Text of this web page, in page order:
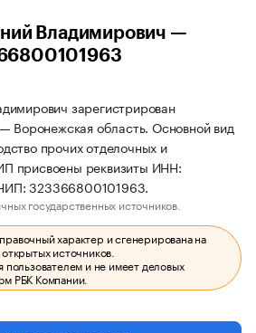
Владимирович —
зарегистрирован
Воронежская область. Основной вид
прочих отделочных и
присвоены реквизиты ИНН:
323366800101963.
государственных источников.
характер и сгенерирована на
источников.
пользователем и не имеет деловых
РБК Компании.